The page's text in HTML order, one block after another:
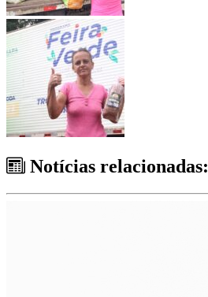
Notícias relacionadas: